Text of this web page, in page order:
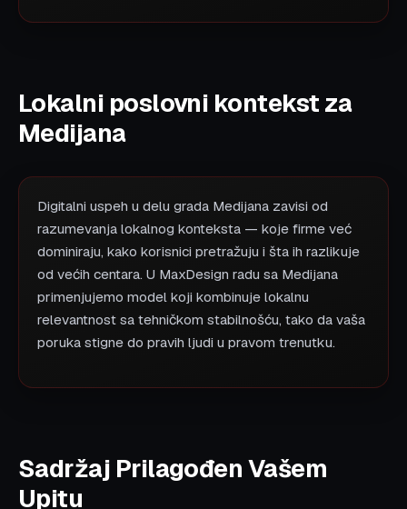
Lokalni poslovni kontekst za
Medijana
Digitalni uspeh u delu grada Medijana zavisi od
razumevanja lokalnog konteksta — koje firme već
dominiraju, kako korisnici pretražuju i šta ih razlikuje
od većih centara. U MaxDesign radu sa Medijana
primenjujemo model koji kombinuje lokalnu
relevantnost sa tehničkom stabilnošću, tako da vaša
poruka stigne do pravih ljudi u pravom trenutku.
Sadržaj Prilagođen Vašem
Upitu